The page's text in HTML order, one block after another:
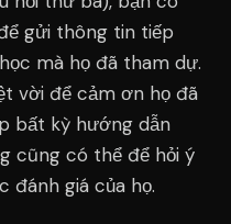
gửi thông tin tiếp
mà họ đã tham dự.
vời để cảm ơn họ đã
bất kỳ hướng dẫn
cũng có thể để hỏi ý
đánh giá của họ.